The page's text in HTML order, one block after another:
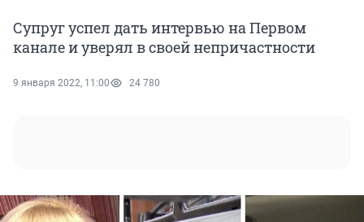
Супруг успел дать интервью на Первом
канале и уверял в своей непричастности
9 января 2022, 11:00 24 780